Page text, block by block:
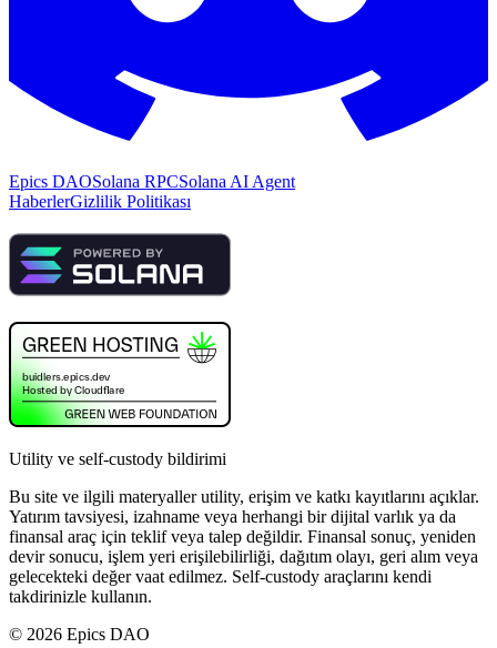
Epics DAOSolana RPCSolana AI Agent
HaberlerGizlilik Politikası
Utility ve self-custody bildirimi
Bu site ve ilgili materyaller utility, erişim ve katkı kayıtlarını açıklar.
Yatırım tavsiyesi, izahname veya herhangi bir dijital varlık ya da
finansal araç için teklif veya talep değildir. Finansal sonuç, yeniden
devir sonucu, işlem yeri erişilebilirliği, dağıtım olayı, geri alım veya
gelecekteki değer vaat edilmez. Self-custody araçlarını kendi
takdirinizle kullanın.
© 2026 Epics DAO